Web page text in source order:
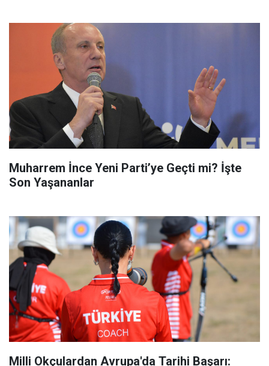
Muharrem İnce Yeni Parti’ye Geçti mi? İşte
Son Yaşananlar
Milli Okçulardan Avrupa'da Tarihi Başarı: